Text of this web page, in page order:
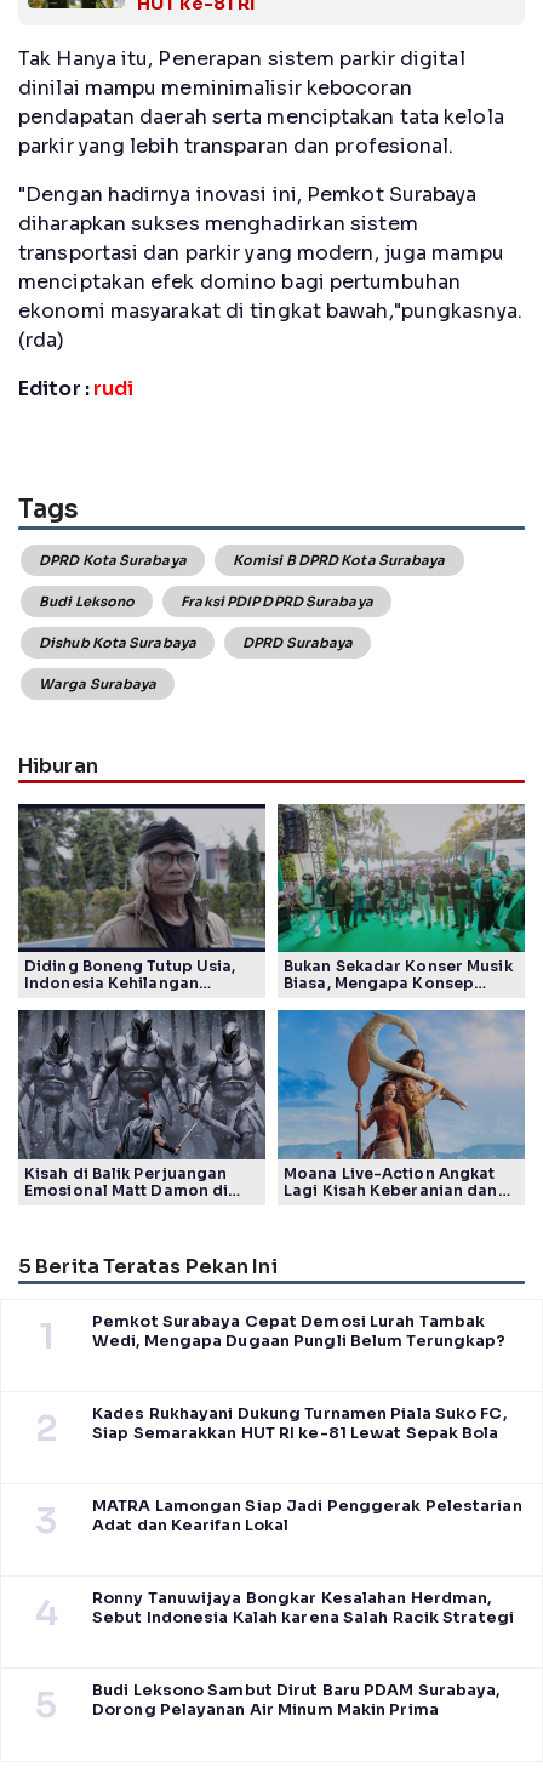
Tak Hanya itu, Penerapan sistem parkir digital
dinilai mampu meminimalisir kebocoran
pendapatan daerah serta menciptakan tata kelola
parkir yang lebih transparan dan profesional.
"Dengan hadirnya inovasi ini, Pemkot Surabaya
diharapkan sukses menghadirkan sistem
transportasi dan parkir yang modern, juga mampu
menciptakan efek domino bagi pertumbuhan
ekonomi masyarakat di tingkat bawah,"pungkasnya.
(rda)
Editor :rudi
Tags
DPRD Kota Surabaya Komisi B DPRD Kota Surabaya
Budi Leksono Fraksi PDIP DPRD Surabaya
Dishub Kota Surabaya DPRD Surabaya
Warga Surabaya
Hiburan
Diding Boneng Tutup Usia,
Indonesia Kehilangan
Generasi
Bukan Sekadar Konser Musik
Biasa, Mengapa Konsep
Tuai Pujian Banyak Pihak
Kisah di Balik Perjuangan
Emosional Matt Damon di
Moana Live-Action Angkat
Lagi Kisah Keberanian dan
5 Berita Teratas Pekan Ini
1
Pemkot Surabaya Cepat Demosi Lurah Tambak
Wedi, Mengapa Dugaan Pungli Belum Terungkap?
2
Kades Rukhayani Dukung Turnamen Piala Suko FC,
Siap Semarakkan HUT RI ke-81 Lewat Sepak Bola
3
MATRA Lamongan Siap Jadi Penggerak Pelestarian
Adat dan Kearifan Lokal
4
Ronny Tanuwijaya Bongkar Kesalahan Herdman,
Sebut Indonesia Kalah karena Salah Racik Strategi
5
Budi Leksono Sambut Dirut Baru PDAM Surabaya,
Dorong Pelayanan Air Minum Makin Prima